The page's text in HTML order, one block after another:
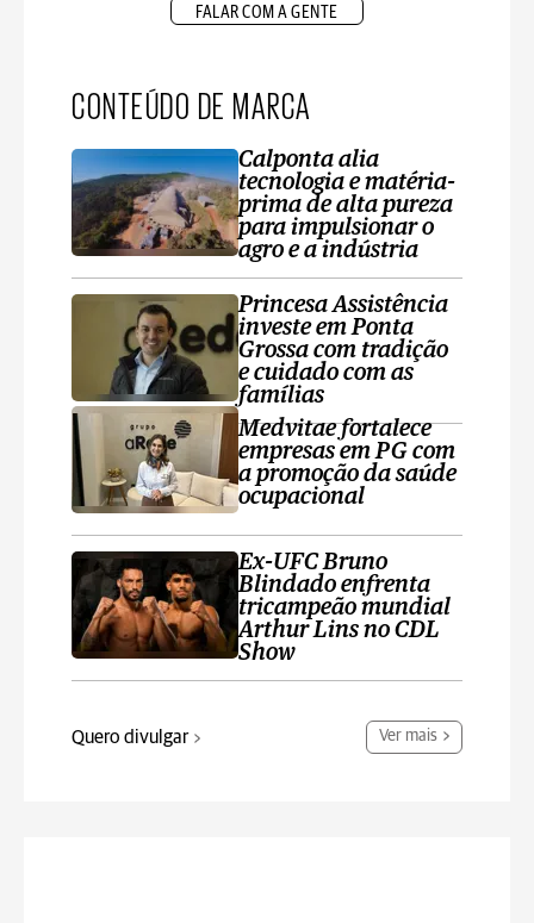
FALAR COM A GENTE
CONTEÚDO DE MARCA
Calponta alia
tecnologia e matéria-
prima de alta pureza
para impulsionar o
agro e a indústria
Princesa Assistência
investe em Ponta
Grossa com tradição
e cuidado com as
famílias
Medvitae fortalece
empresas em PG com
a promoção da saúde
ocupacional
Ex-UFC Bruno
Blindado enfrenta
tricampeão mundial
Arthur Lins no CDL
Show
Quero divulgar Ver mais